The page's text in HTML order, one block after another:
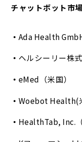
チャットボット市
Ada Health
ヘルシーリー株
eMed（米国）
Woebot Health(
HealthTab, Inc.